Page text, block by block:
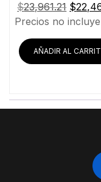
$23,961.21 El
precio
era:
$
Precios no
AÑADIR AL